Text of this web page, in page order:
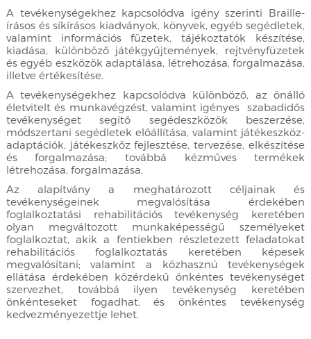
A tevékenységekhez kapcsolódva igény szerinti Braille-
írásos és síkírásos kiadványok, könyvek, egyéb segédletek,
valamint információs füzetek, tájékoztatók készítése,
kiadása, különböző játékgyűjtemények, rejtvényfüzetek
és egyéb eszközök adaptálása, létrehozása, forgalmazása,
illetve értékesítése.
A tevékenységekhez kapcsolódva különböző, az önálló
életvitelt és munkavégzést, valamint igényes szabadidős
tevékenységet segítő segédeszközök beszerzése,
módszertani segédletek előállítása, valamint játékeszköz-
adaptációk, játékeszköz fejlesztése, tervezése, elkészítése
és forgalmazása; továbbá kézműves termékek
létrehozása, forgalmazása.
Az alapítvány a meghatározott céljainak és
tevékenységeinek megvalósítása érdekében
foglalkoztatási rehabilitációs tevékenység keretében
olyan megváltozott munkaképességű személyeket
foglalkoztat, akik a fentiekben részletezett feladatokat
rehabilitációs foglalkoztatás keretében képesek
megvalósítani; valamint a közhasznú tevékenységek
ellátása érdekében közérdekű önkéntes tevékenységet
szervezhet, továbbá ilyen tevékenység keretében
önkénteseket fogadhat, és önkéntes tevékenység
kedvezményezettje lehet.